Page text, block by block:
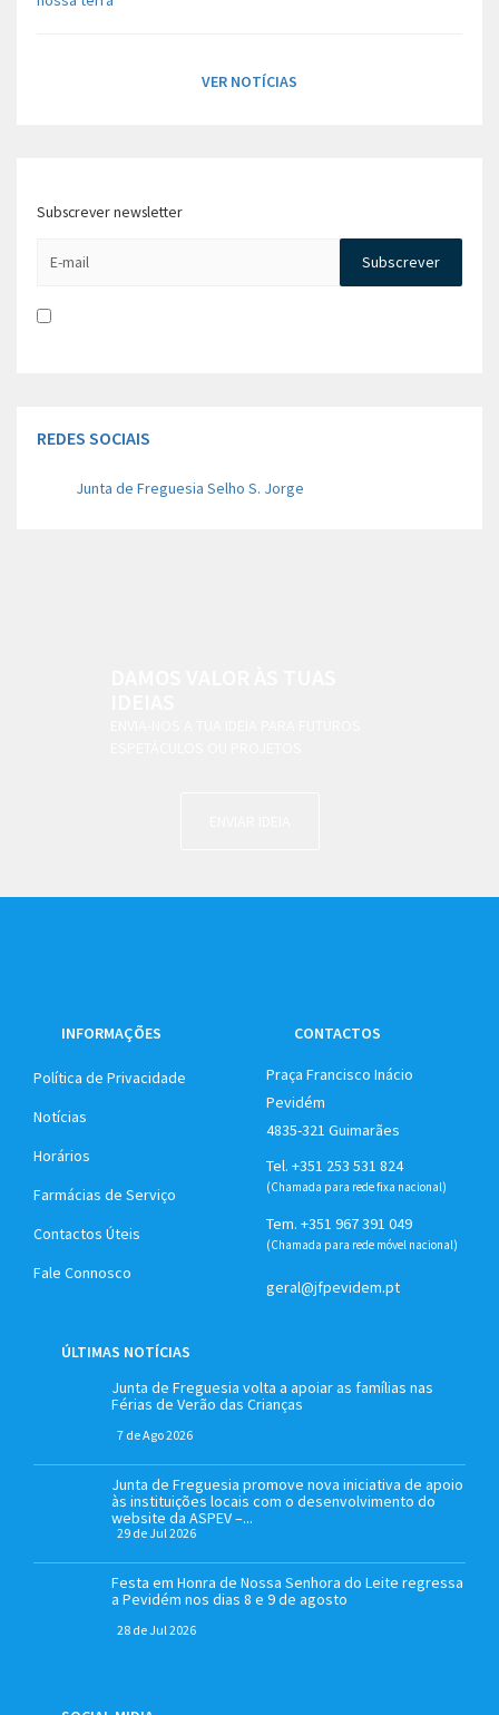
VER NOTÍCIAS
Subscrever newsletter
REDES SOCIAIS
Junta de Freguesia Selho S. Jorge
INFORMAÇÕES
Política de Privacidade
Notícias
Horários
Farmácias de Serviço
Contactos Úteis
Fale Connosco
CONTACTOS
Praça Francisco Inácio
Pevidém
4835-321 Guimarães
Tel. +351 253 531 824
(Chamada para rede fixa nacional)
Tem. +351 967 391 049
(Chamada para rede móvel nacional)
geral@jfpevidem.pt
ÚLTIMAS NOTÍCIAS
Junta de Freguesia volta a apoiar as famílias nas
Férias de Verão das Crianças
7 de Ago 2026
Junta de Freguesia promove nova iniciativa de apoio
às instituições locais com o desenvolvimento do
website da ASPEV –...
29 de Jul 2026
Festa em Honra de Nossa Senhora do Leite regressa
a Pevidém nos dias 8 e 9 de agosto
28 de Jul 2026